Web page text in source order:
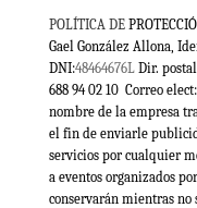
POLÍTICA DE
Gael González Allona,
DNI:48464676LDir.
688 94 02 10 Correo
nombre de la empresa
el fin de enviarle
servicios por cualquier
a eventos organizados
conservarán mientras no